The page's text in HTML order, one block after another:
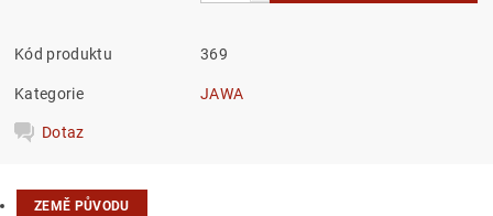
Kód produktu 369
Kategorie JAWA
Dotaz
ZEMĚ PŮVODU